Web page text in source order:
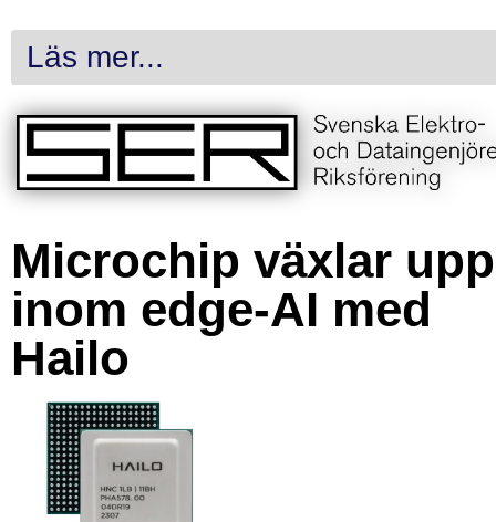
Läs mer...
Microchip växlar upp
inom edge-AI med
Hailo